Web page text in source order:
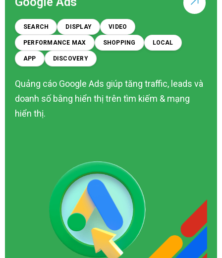
SEARCH DISPLAY VIDEO
PERFORMANCE MAX SHOPPING LOCAL
APP DISCOVERY
Quảng cáo Google Ads giúp tăng traffic, leads và
doanh số bằng hiển thị trên tìm kiếm & mạng
hiển thị.